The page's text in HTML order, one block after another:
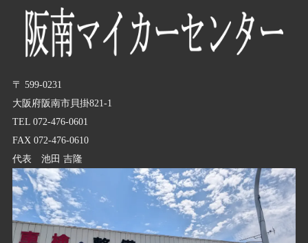
〒 599-0231
大阪府阪南市貝掛821-1
TEL 072-476-0601
FAX 072-476-0610
代表 池田 吉隆